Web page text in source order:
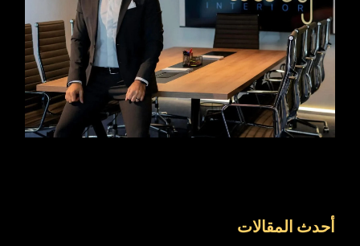
أحدث المقالات